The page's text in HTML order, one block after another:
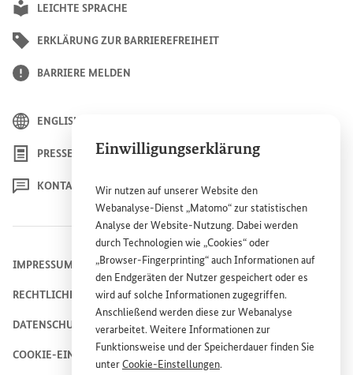
Einwilligungserklärung
Wir nutzen auf unsererWebsite den
Webanalyse-Dienst „Matomo“ zur statistischen
Analyse derWebsite-Nutzung. Dabei werden
durch Technologien wie „Cookies“ oder
„Browser-Fingerprinting“ auch Informationen auf
den Endgeräten der Nutzer gespeichert oder es
wird auf solche Informationen zugegriffen.
Anschließend werden diese zur Webanalyse
verarbeitet. Weitere Informationen zur
Funktionsweise und der Speicherdauer finden Sie
unterCookie-Einstellungen.
LEICHTE SPRACHE
ERKLÄRUNG ZUR BARRIEREFREIHEIT
BARRIERE MELDEN
ENGLISH
PRESSE
KONTAKT
IMPRESSUM
RECHTLICHE HINWEISE
DATENSCHUTZHINWEIS
COOKIE-EINSTELLUNGEN